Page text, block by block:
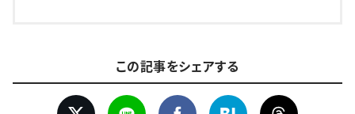
この記事をシェアする